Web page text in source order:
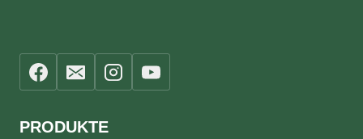
PRODUKTE